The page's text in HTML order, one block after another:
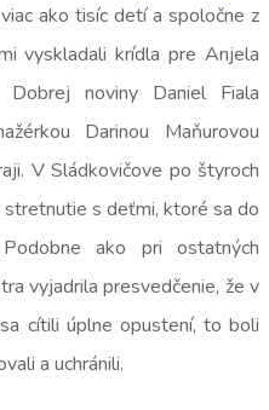
ako tisíc detí a spoločne z
vyskladali krídla pre Anjela
noviny Daniel Fiala
Darinou Maňurovou
V Sládkovičove po štyroch
s deťmi, ktoré sa do
ako pri ostatných
vyjadrila presvedčenie, že v
cítili úplne opustení, to boli
a uchránili.